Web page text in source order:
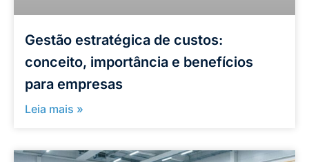
Gestão estratégica de custos:
conceito, importância e benefícios
para empresas
Leia mais »